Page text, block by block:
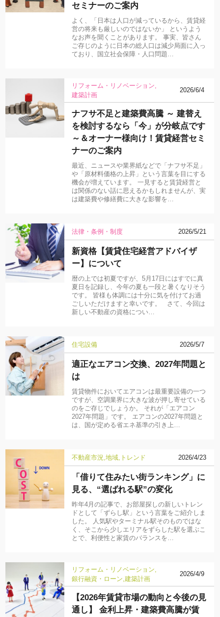
セミナーのご案内
よく、「日本は人口が減っているから、賃貸経
営の将来も厳しいのではないか」 というよう
なお声を聞くことがあります。 事実、皆さん
ご存じのように日本の総人口は減少局面に入っ
ており、国立社会保障・人口問題…
リフォーム・リノベーション
建築計画
2026/6/4
ナフサ不足と建築費高騰 ～ 建替え
を検討するなら「今」が分岐点です
～＆オーナー様向け！賃貸経営セミ
ナーのご案内
最近、ニュースや業界紙などで「ナフサ不足」
や「原材料価格の上昇」という言葉を目にする
機会が増えています。 一見すると賃貸経営と
は関係のない話に思えるかもしれませんが、実
は建築費や修繕費に大きな影響を…
法律・条例・制度 2026/5/21
新資格【賃貸住宅経営アドバイザ
ー】について
暦の上では初夏ですが、5月17日にはすでに真
夏日を記録し、今年の夏も一段と暑くなりそう
です。 皆様も体調には十分に気を付けてお過
ごしいただけますと幸いです。 さて、今回は
新しい不動産の資格につい…
住宅設備 2026/5/7
適正なエアコン交換、2027年問題と
は
賃貸物件においてエアコンは最重要設備の一つ
ですが、空調業界に大きな波が押し寄せている
のをご存じでしょうか。 それが「エアコン
2027年問題」です。 エアコンの2027年問題と
は、国が定める省エネ基準の引き上…
不動産市況 地域 トレンド 2026/4/23
「借りて住みたい街ランキング」に
見る、“選ばれる駅”の変化
昨年4月の記事で、お部屋探しの新しいトレン
ドとして「ずらし駅」という言葉をご紹介しま
した。 人気駅やターミナル駅そのものではな
く、そこから少しエリアをずらした駅を選ぶこ
とで、利便性と家賃のバランスを…
リフォーム・リノベーション
銀行融資・ローン 建築計画
2026/4/9
【2026年賃貸市場の動向と今後の見
通し】 金利上昇・建築費高騰が賃